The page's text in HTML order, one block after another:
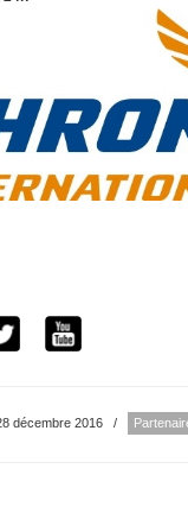
décembre 2016 /